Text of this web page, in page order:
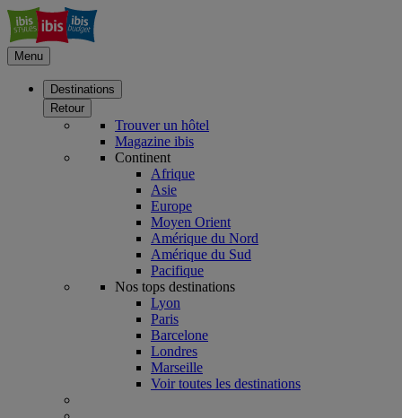
Menu
Destinations
Retour
Trouver un hôtel
Magazine ibis
Continent
Afrique
Asie
Europe
Moyen Orient
Amérique du Nord
Amérique du Sud
Pacifique
Nos tops destinations
Lyon
Paris
Barcelone
Londres
Marseille
Voir toutes les destinations